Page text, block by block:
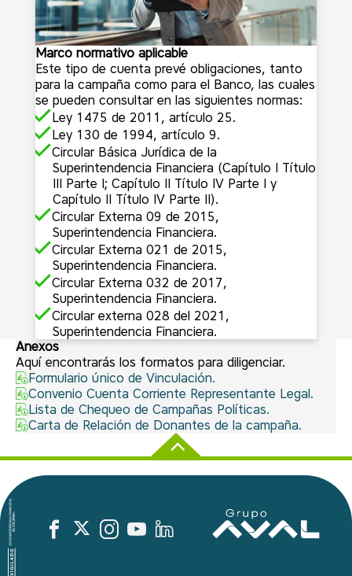
Marco normativo aplicable
Este tipo de cuenta prevé obligaciones, tanto
para la campaña como para el Banco, las cuales
se pueden consultar en las siguientes normas:
Ley 1475 de 2011, artículo 25.
Ley 130 de 1994, artículo 9.
Circular Básica Jurídica de la
Superintendencia Financiera (Capítulo I Título
III Parte I; Capítulo II Título IV Parte I y
Capítulo II Título IV Parte II).
Circular Externa 09 de 2015,
Superintendencia Financiera.
Circular Externa 021 de 2015,
Superintendencia Financiera.
Circular Externa 032 de 2017,
Superintendencia Financiera.
Circular externa 028 del 2021,
Superintendencia Financiera.
Anexos
Aquí encontrarás los formatos para diligenciar.
Formulario único de Vinculación.
Convenio Cuenta Corriente Representante Legal.
Lista de Chequeo de Campañas Políticas.
Carta de Relación de Donantes de la campaña.